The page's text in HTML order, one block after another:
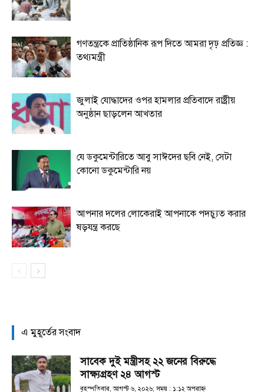
গণতন্ত্রকে প্রাতিষ্ঠানিক রূপ দিতে আমরা দৃঢ় প্রতিজ্ঞ :
তথ্যমন্ত্রী
জুলাই যোদ্ধাদের ওপর হামলার প্রতিবাদে রাষ্ট্রীয়
অনুষ্ঠান ছাড়লেন আখতার
যে ডকুমেন্টারিতে আবু সাঈদের ছবি নেই, সেটা
কোনো ডকুমেন্টারি নয়
আপনার দলের লোকেরাই আপনাকে পদচ্যুত করার
ষড়যন্ত্র করছে
এ মুহূর্তের সংবাদ
সাবেক দুই মন্ত্রীসহ ২২ জনের বিরুদ্ধে
সাক্ষ্যগ্রহণ ২৪ আগস্ট
বৃহস্পতিবার, আগস্ট ৬, ২০২৬; সময় : ১:১২ অপরাহ্ণ